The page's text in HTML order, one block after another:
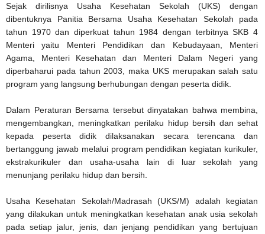
Sejak dirilisnya Usaha Kesehatan Sekolah (UKS) dengan
dibentuknya Panitia Bersama Usaha Kesehatan Sekolah pada
tahun 1970 dan diperkuat tahun 1984 dengan terbitnya SKB 4
Menteri yaitu Menteri Pendidikan dan Kebudayaan, Menteri
Agama, Menteri Kesehatan dan Menteri Dalam Negeri yang
diperbaharui pada tahun 2003, maka UKS merupakan salah satu
program yang langsung berhubungan dengan peserta didik.
Dalam Peraturan Bersama tersebut dinyatakan bahwa membina,
mengembangkan, meningkatkan perilaku hidup bersih dan sehat
kepada peserta didik dilaksanakan secara terencana dan
bertanggung jawab melalui program pendidikan kegiatan kurikuler,
ekstrakurikuler dan usaha-usaha lain di luar sekolah yang
menunjang perilaku hidup dan bersih.
Usaha Kesehatan Sekolah/Madrasah (UKS/M) adalah kegiatan
yang dilakukan untuk meningkatkan kesehatan anak usia sekolah
pada setiap jalur, jenis, dan jenjang pendidikan yang bertujuan